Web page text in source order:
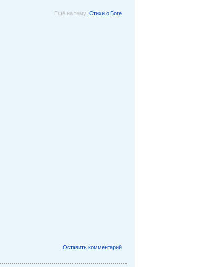
Ещё на тему: Стихи о Боге
Оставить комментарий